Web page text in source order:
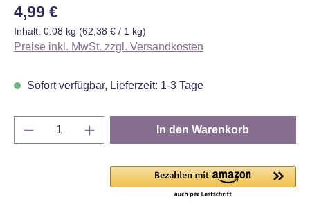
Regulärer Preis:
4,99 €
Inhalt: 0.08 kg (62,38 € / 1 kg)
Preise inkl. MwSt. zzgl. Versandkosten
Sofort verfügbar, Lieferzeit: 1-3 Tage
Produkt Anzahl: Gib den gewünschten
In den Warenkorb